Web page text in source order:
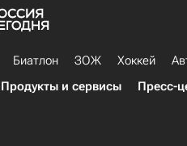
Биатлон ЗОЖ Хоккей
Продукты и сервисы Пресс-